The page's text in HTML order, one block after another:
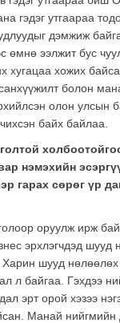
гэдэг утгаараа
дэмжиж
өмнө ээлжит бус
хугацаа хожих
болон
олон улсын
байх байлаа.
нэмэхийн
гарах сөрөг үр
оруулж ирж
эрхлэгчдэд шууд
. Харин шууд
л байгаа. Гэхдээ
эрт орой хэзээ
Манай нийгмийн